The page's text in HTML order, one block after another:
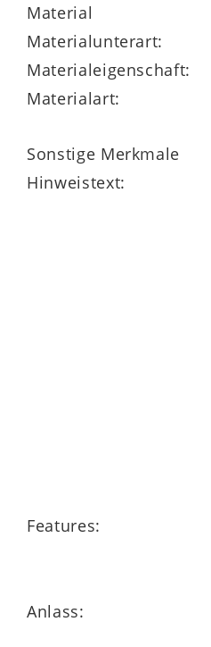
Material
Materialunterart:
Materialeigenschaft:
Materialart:
Sonstige Merkmale
Hinweistext:
Features:
Anlass: